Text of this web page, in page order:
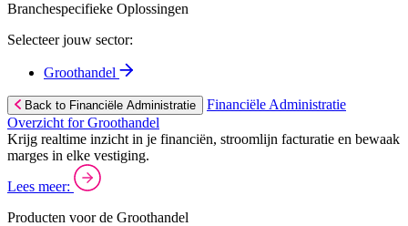
Branchespecifieke Oplossingen
Selecteer jouw sector:
Groothandel
Back to Financiële Administratie
Financiële Administratie
Overzicht for Groothandel
Krijg realtime inzicht in je financiën, stroomlijn facturatie en bewaak
marges in elke vestiging.
Lees meer:
Producten voor de Groothandel